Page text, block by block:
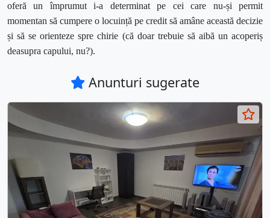
oferă un împrumut i-a determinat pe cei care nu-și permit
momentan să cumpere o locuință pe credit să amâne această decizie
și să se orienteze spre chirie (că doar trebuie să aibă un acoperiș
deasupra capului, nu?).
Anunturi sugerate